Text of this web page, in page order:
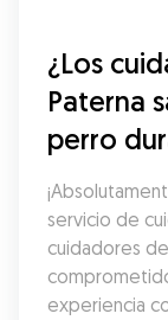
¿Los
Paterna
perro
servicio de
cuidadores
experiencia